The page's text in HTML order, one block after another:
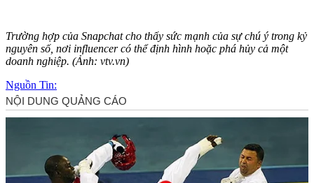
Trường hợp của Snapchat cho thấy sức mạnh của sự chú ý trong kỷ
nguyên số, nơi influencer có thể định hình hoặc phá hủy cả một
doanh nghiệp. (Ảnh: vtv.vn)
Nguồn Tin: